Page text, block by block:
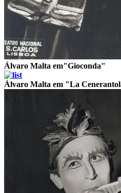
Álvaro Malta em"Gioconda"
Álvaro Malta em "La